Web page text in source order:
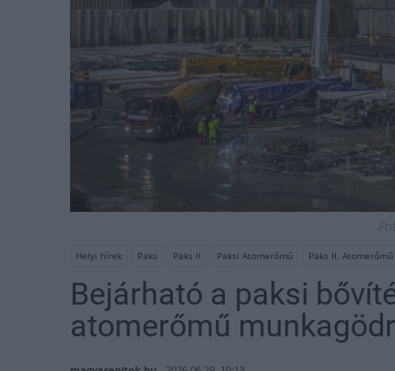
Helyi hírek Paks Paks II Paksi Atomerőmű Paks II. Atomerőmű
Bejárható a paksi
atomerőmű